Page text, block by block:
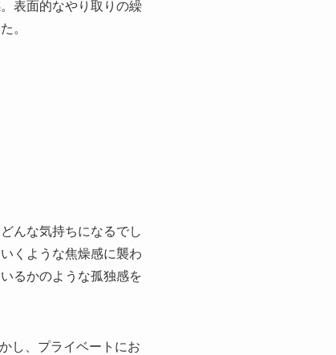
表面的なやり取りの繰
。
んな気持ちになるでし
くような焦燥感に襲わ
るかのような孤独感を
し、プライベートにお